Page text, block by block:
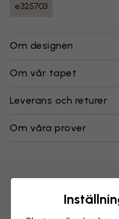
e325703
Om designen
Om vår tapet
Leverans och returer
Om våra prover